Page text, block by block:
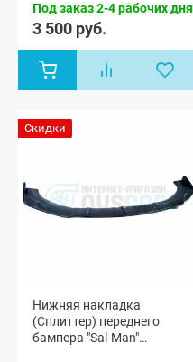
Под заказ 2-4 рабочих дня
3 500 руб.
Скидки
Нижняя накладка
(Сплиттер) переднего
бампера "Sal-Man"